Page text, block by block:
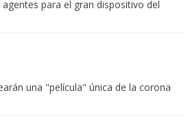
una "película" única de la corona